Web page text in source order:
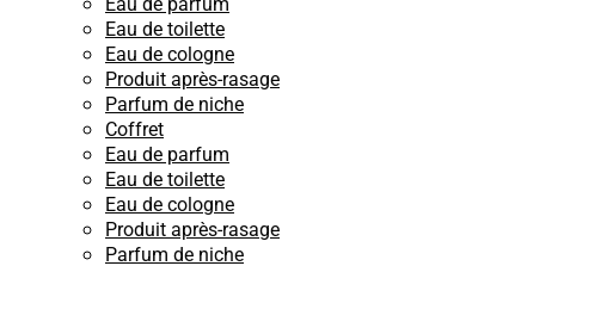
Eau de toilette
Eau de cologne
Produit après-rasage
Parfum de niche
Coffret
Eau de parfum
Eau de toilette
Eau de cologne
Produit après-rasage
Parfum de niche